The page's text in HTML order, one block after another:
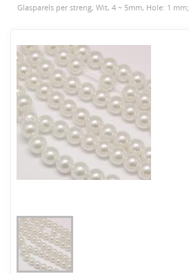
Glasparels per streng, Wit, 4 ~ 5mm, Hole: 1